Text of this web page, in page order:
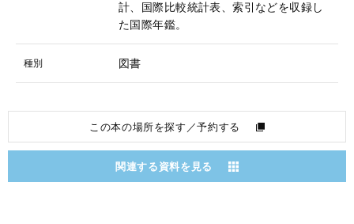
計、国際比較統計表、索引などを収録し
た国際年鑑。
種別 図書
この本の場所を探す／予約する
関連する資料を見る